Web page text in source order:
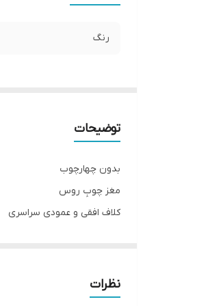
رنگ
توضیحات
بدون چهارچوب
مغز چوبِ روس
کلاف افقی و عمودی سراسری
سیکرونایز شده ۸۰٪ ضد آب
ابعاد استاندارد۷۸ × ۲۰۵
نظرات